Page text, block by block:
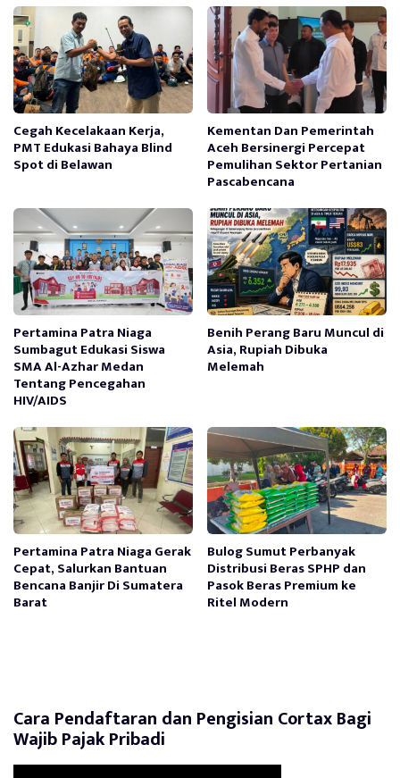
Cegah Kecelakaan Kerja,
PMT Edukasi Bahaya Blind
Spot di Belawan
Kementan Dan Pemerintah
Aceh Bersinergi Percepat
Pemulihan Sektor Pertanian
Pascabencana
Pertamina Patra Niaga
Sumbagut Edukasi Siswa
SMA Al-Azhar Medan
Tentang Pencegahan
HIV/AIDS
Benih Perang Baru Muncul di
Asia, Rupiah Dibuka
Melemah
Pertamina Patra Niaga Gerak
Cepat, Salurkan Bantuan
Bencana Banjir Di Sumatera
Barat
Bulog Sumut Perbanyak
Distribusi Beras SPHP dan
Pasok Beras Premium ke
Ritel Modern
Cara Pendaftaran dan Pengisian Cortax Bagi
Wajib Pajak Pribadi